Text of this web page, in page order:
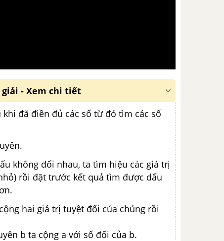
- Xem chi tiết
đã điền đủ các số từ đó tìm các số
không đối nhau, ta tìm hiệu các giá trị
rồi đặt trước kết quả tìm được dấu
hai giá trị tuyệt đối của chúng rồi
b ta cộng a với số đối của b.